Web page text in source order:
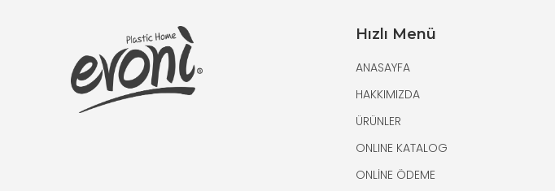
Hızlı Menü
ANASAYFA
HAKKIMIZDA
ÜRÜNLER
ONLINE KATALOG
ONLİNE ÖDEME